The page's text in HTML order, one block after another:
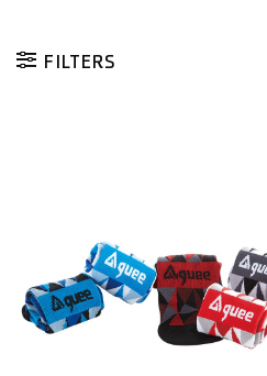
FILTERS